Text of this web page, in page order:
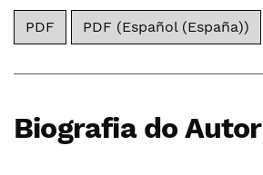
PDF PDF (Español (España))
Biografia do Autor